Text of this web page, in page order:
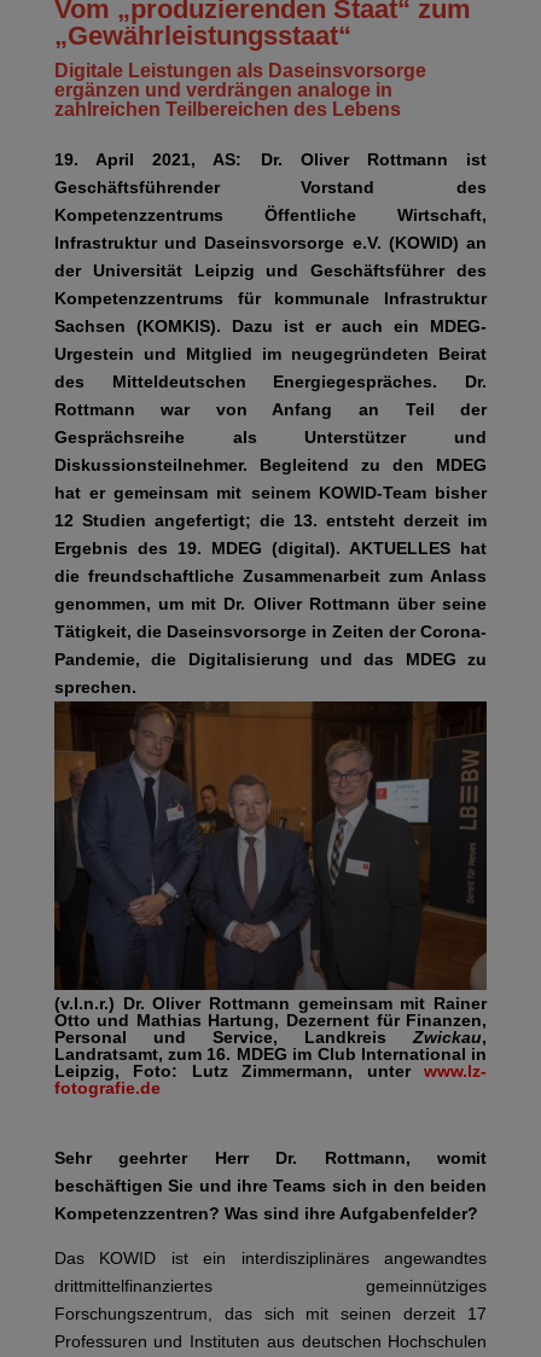
Vom „produzierenden Staat“ zum
„Gewährleistungsstaat“
Digitale Leistungen als Daseinsvorsorge
ergänzen und verdrängen analoge in
zahlreichen Teilbereichen des Lebens
19. April 2021, AS: Dr. Oliver Rottmann ist
Geschäftsführender Vorstand des
Kompetenzzentrums Öffentliche Wirtschaft,
Infrastruktur und Daseinsvorsorge e.V. (KOWID) an
der Universität Leipzig und Geschäftsführer des
Kompetenzzentrums für kommunale Infrastruktur
Sachsen (KOMKIS). Dazu ist er auch ein MDEG-
Urgestein und Mitglied im neugegründeten Beirat
des Mitteldeutschen Energiegespräches. Dr.
Rottmann war von Anfang an Teil der
Gesprächsreihe als Unterstützer und
Diskussionsteilnehmer. Begleitend zu den MDEG
hat er gemeinsam mit seinem KOWID-Team bisher
12 Studien angefertigt; die 13. entsteht derzeit im
Ergebnis des 19. MDEG (digital). AKTUELLES hat
die freundschaftliche Zusammenarbeit zum Anlass
genommen, um mit Dr. Oliver Rottmann über seine
Tätigkeit, die Daseinsvorsorge in Zeiten der Corona-
Pandemie, die Digitalisierung und das MDEG zu
sprechen.
(v.l.n.r.) Dr. Oliver Rottmann gemeinsam mit Rainer
Otto und Mathias Hartung, Dezernent für Finanzen,
Personal und Service, LandkreisZwickau,
Landratsamt, zum 16. MDEG im Club International in
Leipzig, Foto: Lutz Zimmermann, unter
www.lz-
fotografie.de
Sehr geehrter Herr Dr. Rottmann, womit
beschäftigen Sie und ihre Teams sich in den beiden
Kompetenzzentren? Was sind ihre Aufgabenfelder?
Das KOWID ist ein interdisziplinäres angewandtes
drittmittelfinanziertes gemeinnütziges
Forschungszentrum, das sich mit seinen derzeit 17
Professuren und Instituten aus deutschen Hochschulen